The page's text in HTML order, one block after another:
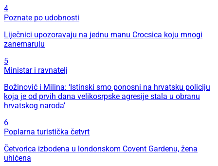
4
Poznate po udobnosti
Liječnici upozoravaju na jednu manu Crocsica koju mnogi
zanemaruju
5
Ministar i ravnatelj
Božinović i Milina: ‘Istinski smo ponosni na hrvatsku policiju
koja je od prvih dana velikosrpske agresije stala u obranu
hrvatskog naroda’
6
Poplarna turistička četvrt
Četvorica izbodena u londonskom Covent Gardenu, žena
uhićena